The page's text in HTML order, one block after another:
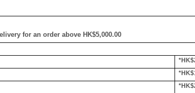
for an order above HK$5,000.00